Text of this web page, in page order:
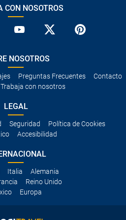
CON NOSOTROS
NOSOTROS
Preguntas Frecuentes
Contacto
Trabaja con nosotros
LEGAL
Seguridad
Política de Cookies
Accesibilidad
Italia
Alemania
Reino Unido
Europa